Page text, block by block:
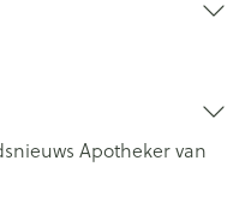
Apotheker van